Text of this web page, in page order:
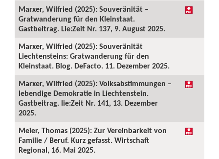
Marxer, Wilfried (2025): Souveränität –
Gratwanderung für den Kleinstaat.
Gastbeitrag. Lie:Zeit Nr. 137, 9. August 2025.
Marxer, Wilfried (2025): Souveränität
Liechtensteins: Gratwanderung für den
Kleinstaat. Blog. DeFacto. 11. Dezember 2025.
Marxer, Wilfried (2025): Volksabstimmungen –
lebendige Demokratie in Liechtenstein.
Gastbeitrag. lie:Zeit Nr. 141, 13. Dezember
2025.
Meier, Thomas (2025): Zur Vereinbarkeit von
Familie / Beruf. Kurz gefasst. Wirtschaft
Regional, 16. Mai 2025.